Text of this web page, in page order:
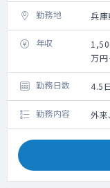
勤務地 兵
年収
万円
勤務日数 4.5
勤務内容 外来